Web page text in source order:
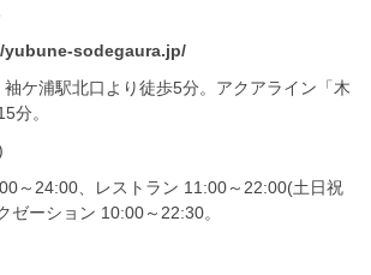
sodegaura.jp/
ケ浦駅北口より徒歩5分。アクアライン「木
分。
～24:00、レストラン 11:00～22:00(土日祝
ゼーション 10:00～22:30。